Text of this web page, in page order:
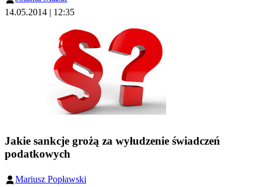
14.05.2014 | 12:35
Jakie sankcje grożą za wyłudzenie świadczeń
podatkowych
Mariusz Popławski